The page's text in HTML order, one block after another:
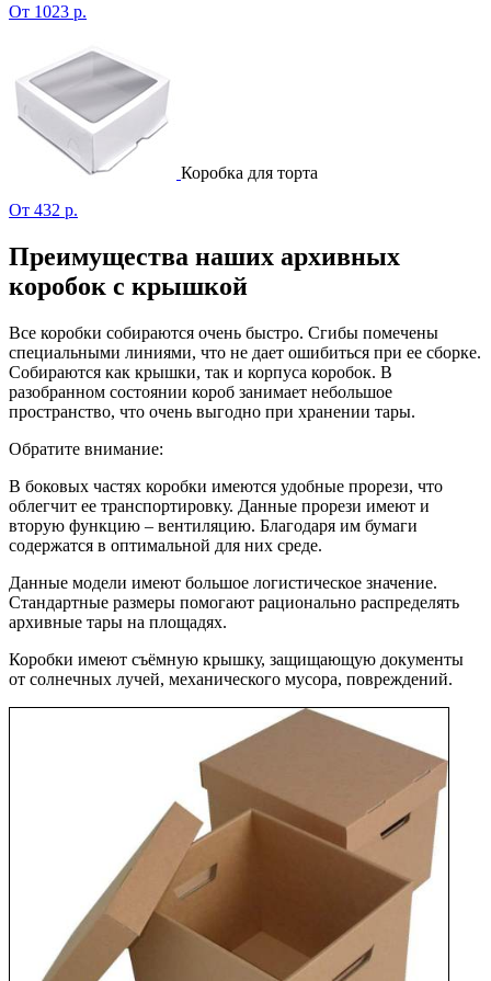
От 1023 р.
Коробка для торта
От 432 р.
Преимущества наших архивных
коробок с крышкой
Все коробки собираются очень быстро. Сгибы помечены
специальными линиями, что не дает ошибиться при ее сборке.
Собираются как крышки, так и корпуса коробок. В
разобранном состоянии короб занимает небольшое
пространство, что очень выгодно при хранении тары.
Обратите внимание:
В боковых частях коробки имеются удобные прорези, что
облегчит ее транспортировку. Данные прорези имеют и
вторую функцию – вентиляцию. Благодаря им бумаги
содержатся в оптимальной для них среде.
Данные модели имеют большое логистическое значение.
Стандартные размеры помогают рационально распределять
архивные тары на площадях.
Коробки имеют съёмную крышку, защищающую документы
от солнечных лучей, механического мусора, повреждений.